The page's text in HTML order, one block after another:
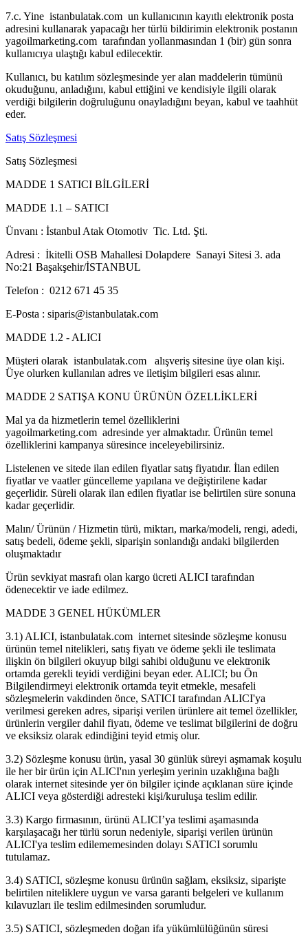
7.c. Yine istanbulatak.com un kullanıcının kayıtlı elektronik posta
adresini kullanarak yapacağı her türlü bildirimin elektronik postanın
yagoilmarketing.com tarafından yollanmasından 1 (bir) gün sonra
kullanıcıya ulaştığı kabul edilecektir.
Kullanıcı, bu katılım sözleşmesinde yer alan maddelerin tümünü
okuduğunu, anladığını, kabul ettiğini ve kendisiyle ilgili olarak
verdiği bilgilerin doğruluğunu onayladığını beyan, kabul ve taahhüt
eder.
Satış Sözleşmesi
Satış Sözleşmesi
MADDE 1 SATICI BİLGİLERİ
MADDE 1.1 – SATICI
Ünvanı : İstanbul Atak Otomotiv Tic. Ltd. Şti.
Adresi : İkitelli OSB Mahallesi Dolapdere Sanayi Sitesi 3. ada
No:21 Başakşehir/İSTANBUL
Telefon : 0212 671 45 35
E-Posta : siparis@istanbulatak.com
MADDE 1.2 - ALICI
Müşteri olarak istanbulatak.com alışveriş sitesine üye olan kişi.
Üye olurken kullanılan adres ve iletişim bilgileri esas alınır.
MADDE 2 SATIŞA KONU ÜRÜNÜN ÖZELLİKLERİ
Mal ya da hizmetlerin temel özelliklerini
yagoilmarketing.com adresinde yer almaktadır. Ürünün temel
özelliklerini kampanya süresince inceleyebilirsiniz.
Listelenen ve sitede ilan edilen fiyatlar satış fiyatıdır. İlan edilen
fiyatlar ve vaatler güncelleme yapılana ve değiştirilene kadar
geçerlidir. Süreli olarak ilan edilen fiyatlar ise belirtilen süre sonuna
kadar geçerlidir.
Malın/ Ürünün / Hizmetin türü, miktarı, marka/modeli, rengi, adedi,
satış bedeli, ödeme şekli, siparişin sonlandığı andaki bilgilerden
oluşmaktadır
Ürün sevkiyat masrafı olan kargo ücreti ALICI tarafından
ödenecektir ve iade edilmez.
MADDE 3 GENEL HÜKÜMLER
3.1) ALICI, istanbulatak.com internet sitesinde sözleşme konusu
ürünün temel nitelikleri, satış fiyatı ve ödeme şekli ile teslimata
ilişkin ön bilgileri okuyup bilgi sahibi olduğunu ve elektronik
ortamda gerekli teyidi verdiğini beyan eder. ALICI; bu Ön
Bilgilendirmeyi elektronik ortamda teyit etmekle, mesafeli
sözleşmelerin vakdinden önce, SATICI tarafından ALICI'ya
verilmesi gereken adres, siparişi verilen ürünlere ait temel özellikler,
ürünlerin vergiler dahil fiyatı, ödeme ve teslimat bilgilerini de doğru
ve eksiksiz olarak edindiğini teyid etmiş olur.
3.2) Sözleşme konusu ürün, yasal 30 günlük süreyi aşmamak koşulu
ile her bir ürün için ALICI'nın yerleşim yerinin uzaklığına bağlı
olarak internet sitesinde yer ön bilgiler içinde açıklanan süre içinde
ALICI veya gösterdiği adresteki kişi/kuruluşa teslim edilir.
3.3) Kargo firmasının, ürünü ALICI’ya teslimi aşamasında
karşılaşacağı her türlü sorun nedeniyle, siparişi verilen ürünün
ALICI'ya teslim edilememesinden dolayı SATICI sorumlu
tutulamaz.
3.4) SATICI, sözleşme konusu ürünün sağlam, eksiksiz, siparişte
belirtilen niteliklere uygun ve varsa garanti belgeleri ve kullanım
kılavuzları ile teslim edilmesinden sorumludur.
3.5) SATICI, sözleşmeden doğan ifa yükümlülüğünün süresi